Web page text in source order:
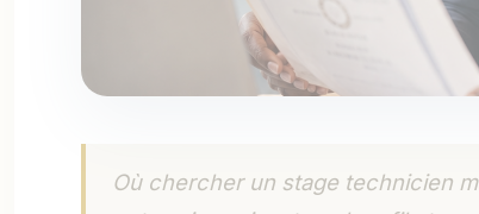
Où chercher un stage technicien